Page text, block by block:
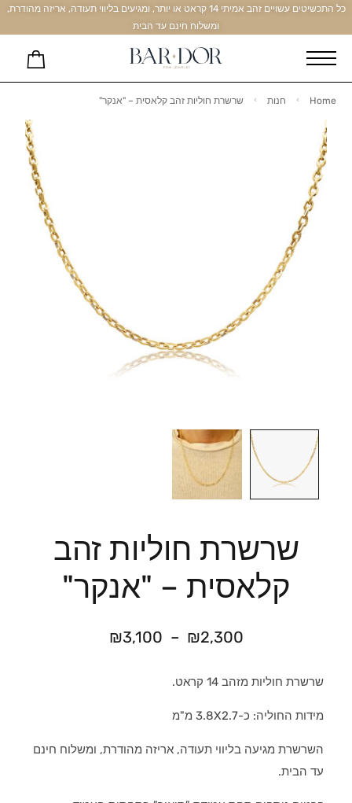
כל התכשיטים עשויים זהב אמיתי 14 קראט או יותר, ומגיעים בליווי תעודה, אריזה מהודרת,
ומשלוח חינם עד הבית
Home חנות שרשרת חוליות זהב קלאסית – "אנקר"
שרשרת חוליות זהב
קלאסית – "אנקר"
₪2,300
–
₪3,100
שרשרת חוליות מזהב 14 קראט.
מידות החוליה: כ-3.8X2.7 מ"מ
השרשרת מגיעה בליווי תעודה, אריזה מהודרת, ומשלוח חינם
עד הבית.